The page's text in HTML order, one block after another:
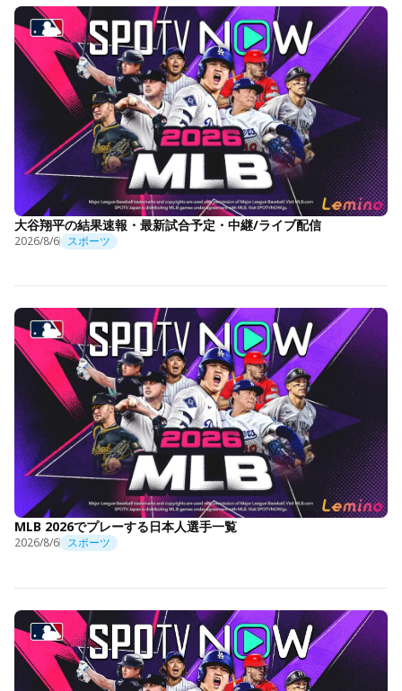
大谷翔平の結果速報・最新試合予定・中継/ライブ配信
2026/8/6 スポーツ
MLB 2026でプレーする日本人選手一覧
2026/8/6 スポーツ